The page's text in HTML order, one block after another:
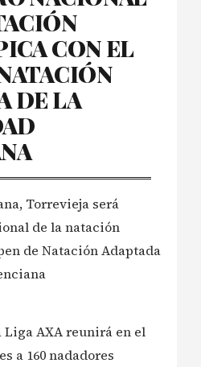
CON EL
DE LA
Torrevieja será
de la natación
de Natación Adaptada
Liga AXA reunirá en el
a 160 nadadores